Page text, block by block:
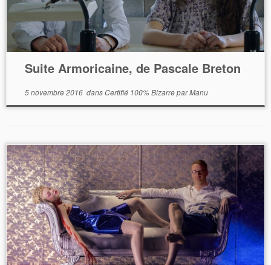
Suite Armoricaine, de Pascale Breton
5 novembre 2016dansCertifié 100% BizarreparManu